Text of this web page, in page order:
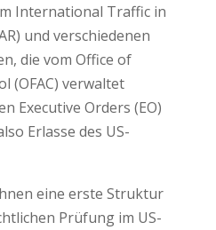
International Traffic in
und verschiedenen
die vom Office of
(OFAC) verwaltet
Executive Orders (EO)
Erlasse des US-
eine erste Struktur
Prüfung im US-